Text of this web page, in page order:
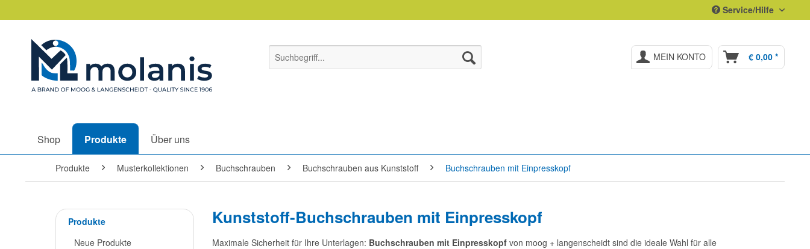
Service/Hilfe
MEIN KONTO € 0,00 *
Shop Produkte Über uns
Produkte Musterkollektionen Buchschrauben Buchschrauben aus Kunststoff Buchschrauben mit Einpresskopf
Produkte
Neue Produkte
Kunststoff-Buchschrauben mit Einpresskopf
Maximale Sicherheit für Ihre Unterlagen: Buchschrauben mit Einpresskopf von moog + langenscheidt sind die ideale Wahl für alle